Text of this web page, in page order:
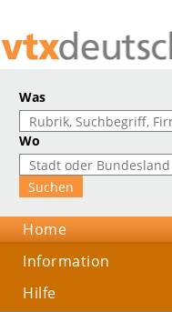
Was
Wo
Home
Information
Hilfe